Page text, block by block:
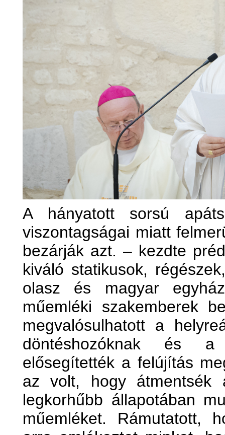
A hányatott sorsú
viszontagságai miatt
bezárják azt. – kezdte
kiváló statikusok,
olasz és magyar
műemléki szakemberek
megvalósulhatott a
döntéshozóknak és a
elősegítették a felújítás
az volt, hogy
legkorhűbb állapotában
műemléket. Rámutatott,